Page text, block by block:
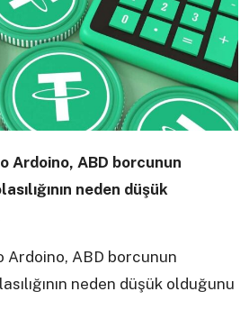
Ardoino, ABD borcunun
neden düşük
Ardoino, ABD borcunun
neden düşük olduğunu